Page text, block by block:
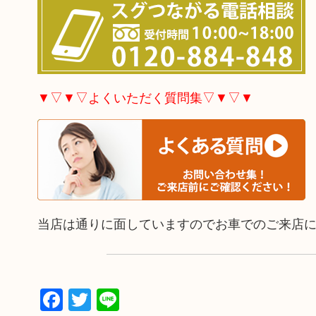
▼▽▼▽よくいただく質問集▽▼▽▼
当店は通りに面していますのでお車でのご来店
Facebook
Twitter
Line